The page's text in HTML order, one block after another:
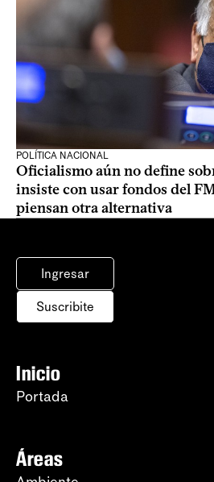
POLÍTICA NACIONAL
Oficialismo aún no define
insiste con usar fondos del
piensan otra alternativa
Ingresar
Suscribite
Inicio
Portada
Áreas